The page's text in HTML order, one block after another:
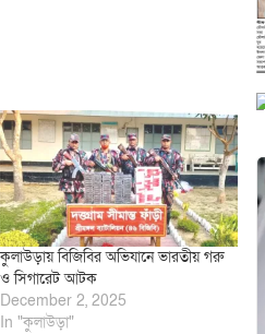
কুলাউড়ায় বিজিবির অভিযানে ভারতীয় গরু
ও সিগারেট আটক
December 2, 2025
In "কুলাউড়া"